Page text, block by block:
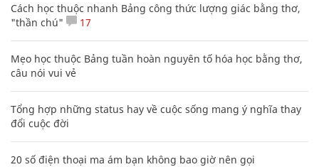
Cách học thuộc nhanh Bảng công thức lượng giác bằng thơ,
"thần chú"
17
Mẹo học thuộc Bảng tuần hoàn nguyên tố hóa học bằng thơ,
câu nói vui vẻ
Tổng hợp những status hay về cuộc sống mang ý nghĩa thay
đổi cuộc đời
20 số điện thoại ma ám bạn không bao giờ nên gọi